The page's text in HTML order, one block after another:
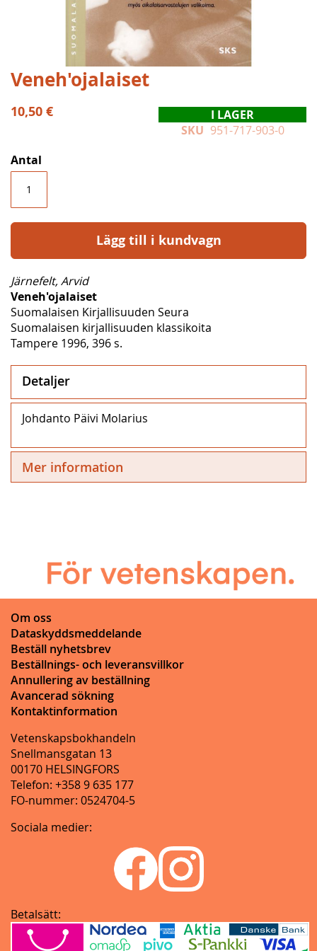
Hoppa
till
början
av
Veneh'ojalaiset
10,50 €
I LAGER
SKU 951-717-903-0
Antal
Lägg till i kundvagn
Järnefelt, Arvid
Veneh'ojalaiset
Suomalaisen Kirjallisuuden Seura
Suomalaisen kirjallisuuden klassikoita
Tampere 1996, 396 s.
Detaljer
Johdanto Päivi Molarius
Mer information
Om oss
Dataskyddsmeddelande
Beställ nyhetsbrev
Beställnings- och leveransvillkor
Annullering av beställning
Avancerad sökning
Kontaktinformation
Vetenskapsbokhandeln
Snellmansgatan 13
00170 HELSINGFORS
Telefon: +358 9 635 177
FO-nummer: 0524704-5
Sociala medier:
Betalsätt: